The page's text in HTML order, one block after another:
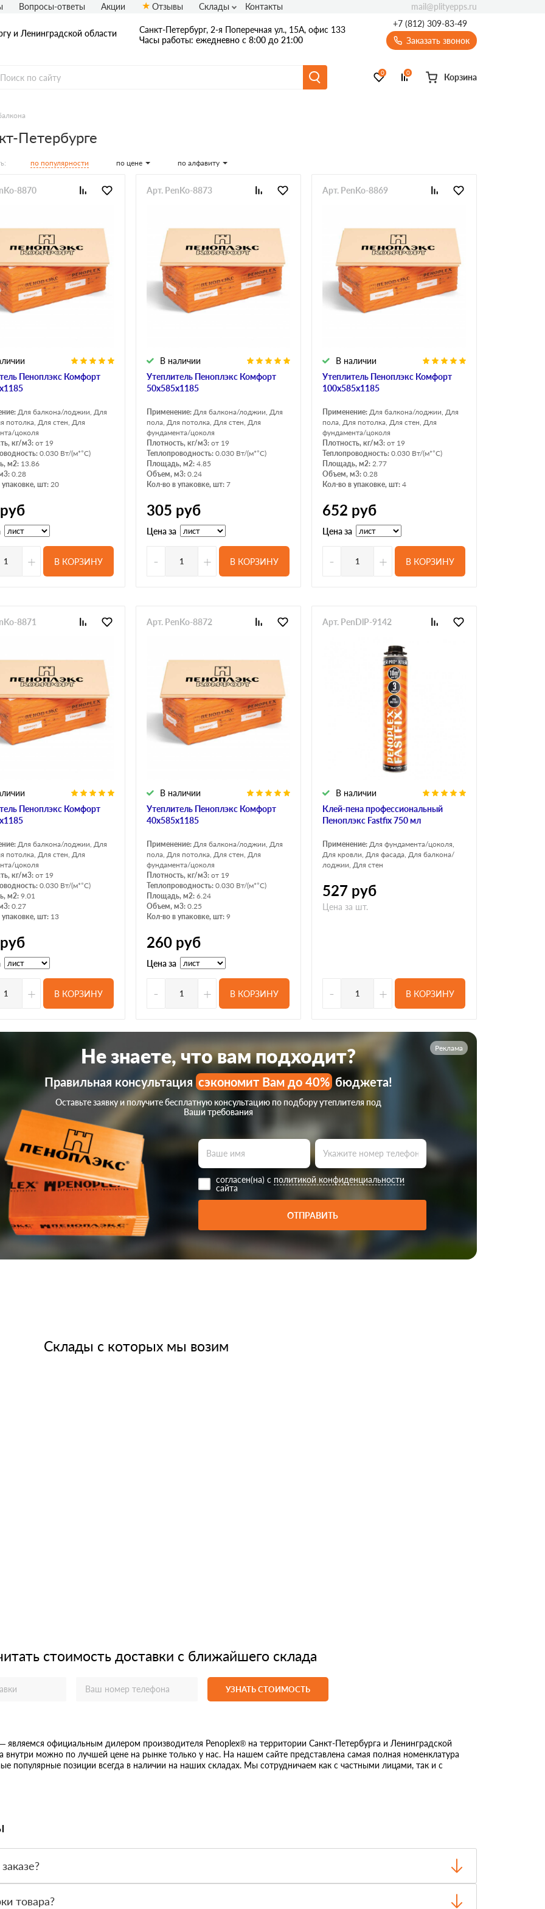
и Ленинградской области
Санкт-Петербург, 2-я Поперечная ул., 15А, офис 133
Часы работы: ежедневно с 8:00 до 21:00
+7 (812) 309-83-49
Заказать звонок
0 0 Корзина
Вопросы-ответы Акции Отзывы Склады Контакты mail@plityepps.ru
Петербурге
по популярности по цене по алфавиту
Пеноплэкс Комфорт
8870
Для балкона/лоджии, Для
потолка, Для стен, Для
цоколя
кг/м3: от 19
0.030 Вт/(м*°C)
м2: 13.86
0.28
упаковке, шт: 20
руб
+ В КОРЗИНУ
Утеплитель Пеноплэкс Комфорт
50х585х1185
В наличии
Арт. PenKo-8873
Применение: Для балкона/лоджии, Для
пола, Для потолка, Для стен, Для
фундамента/цоколя
Плотность, кг/м3: от 19
Теплопроводность: 0.030 Вт/(м*°C)
Площадь, м2: 4.85
Объем, м3: 0.24
Кол-во в упаковке, шт: 7
305 руб
Цена за
- + В КОРЗИНУ
Утеплитель Пеноплэкс Комфорт
100х585х1185
В наличии
Арт. PenKo-8869
Применение: Для балкона/лоджии, Для
пола, Для потолка, Для стен, Для
фундамента/цоколя
Плотность, кг/м3: от 19
Теплопроводность: 0.030 Вт/(м*°C)
Площадь, м2: 2.77
Объем, м3: 0.28
Кол-во в упаковке, шт: 4
652 руб
Цена за
- + В КОРЗИНУ
Пеноплэкс Комфорт
8871
Для балкона/лоджии, Для
потолка, Для стен, Для
цоколя
кг/м3: от 19
0.030 Вт/(м*°C)
м2:9.01
0.27
упаковке, шт: 13
руб
+ В КОРЗИНУ
Утеплитель Пеноплэкс Комфорт
40х585х1185
В наличии
Арт. PenKo-8872
Применение: Для балкона/лоджии, Для
пола, Для потолка, Для стен, Для
фундамента/цоколя
Плотность, кг/м3: от 19
Теплопроводность: 0.030 Вт/(м*°C)
Площадь, м2: 6.24
Объем, м3: 0.25
Кол-во в упаковке, шт: 9
260 руб
Цена за
- + В КОРЗИНУ
Клей-пена профессиональный
Пеноплэкс Fastfix 750 мл
В наличии
Арт. PenDlP-9142
Применение: Для фундамента/цоколя,
Для кровли, Для фасада, Для балкона/
лоджии, Для стен
527 руб
Цена за шт.
- + В КОРЗИНУ
Реклама
Не знаете, что вам подходит?
Правильная консультация сэкономит Вам до 40% бюджета!
Оставьте заявку и получите бесплатную консультацию по подбору утеплителя под
Ваши требования
согласен(на) с политикой конфиденциальности
сайта
ОТПРАВИТЬ
Склады с которых мы возим
стоимость доставки с ближайшего склада
УЗНАТЬ СТОИМОСТЬ
официальным дилером производителя Penoplex® на территории Санкт-Петербурга и Ленинградской
внутри можно по лучшей цене на рынке только у нас. На нашем сайте представлена самая полная номенклатура
популярные позиции всегда в наличии на наших складах. Мы сотрудничаем как с частными лицами, так и с
товара?